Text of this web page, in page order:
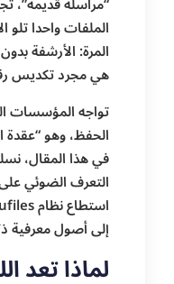
الملفات واحدا
المرة: الأرشفة
هي مجرد تكديس
تواجه المؤسسات
الحفظ، وهو
في هذا المقال،
إلى أصول معرفية
لماذا تعد